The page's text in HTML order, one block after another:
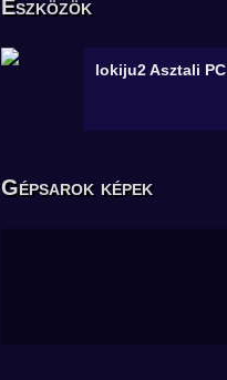
Eszközök
lokiju2Asztali PC
Gépsarok képek